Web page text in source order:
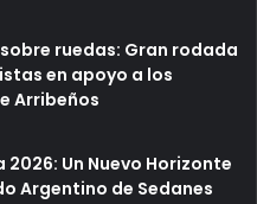
ruedas: Gran rodada
en apoyo a los
Arribeños
2026: Un Nuevo Horizonte
Argentino de Sedanes